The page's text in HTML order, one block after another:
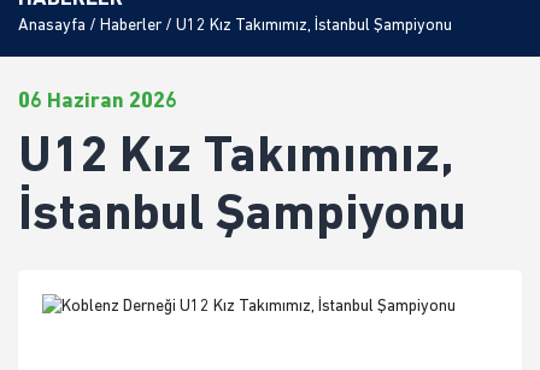
Anasayfa / Haberler / U12 Kız Takımımız, İstanbul Şampiyonu
06 Haziran 2026
U12 Kız Takımımız,
İstanbul Şampiyonu